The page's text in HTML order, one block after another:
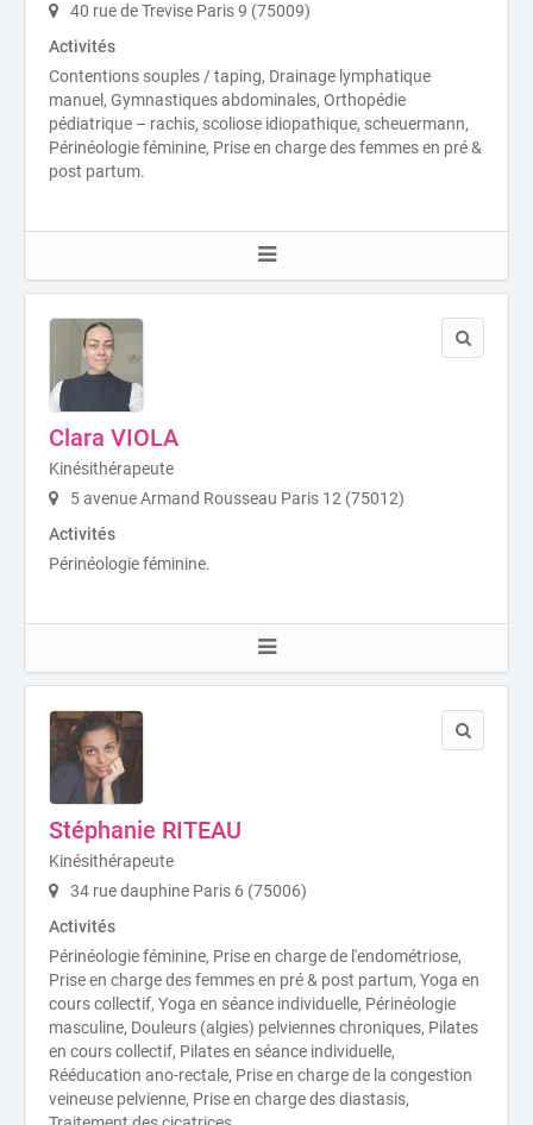
40 rue de Trevise Paris 9 (75009)
Activités
Contentions souples / taping, Drainage lymphatique
manuel, Gymnastiques abdominales, Orthopédie
pédiatrique – rachis, scoliose idiopathique, scheuermann,
Périnéologie féminine, Prise en charge des femmes en pré &
post partum.
Clara VIOLA
Kinésithérapeute
5 avenue Armand Rousseau Paris 12 (75012)
Activités
Périnéologie féminine.
Stéphanie RITEAU
Kinésithérapeute
34 rue dauphine Paris 6 (75006)
Activités
Périnéologie féminine, Prise en charge de l'endométriose,
Prise en charge des femmes en pré & post partum, Yoga en
cours collectif, Yoga en séance individuelle, Périnéologie
masculine, Douleurs (algies) pelviennes chroniques, Pilates
en cours collectif, Pilates en séance individuelle,
Rééducation ano-rectale, Prise en charge de la congestion
veineuse pelvienne, Prise en charge des diastasis,